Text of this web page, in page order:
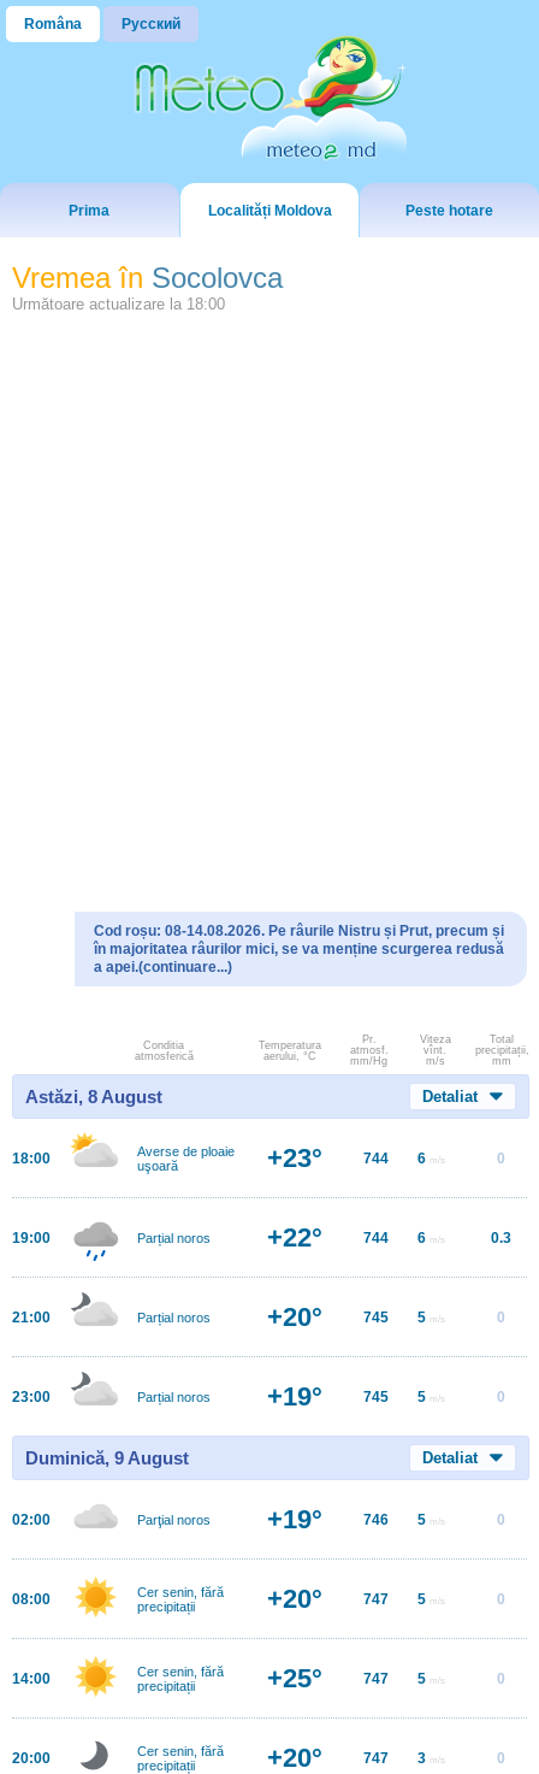
Româna Русский
Prima Localități Moldova Peste hotare
Vremea în Socolovca
Următoare actualizare la 18:00
Cod roșu: 08-14.08.2026. Pe râurile Nistru și Prut, precum și
în majoritatea râurilor mici, se va menține scurgerea redusă
a apei.(continuare...)
Conditia
atmosferică
Temperatura
aerului, °C
Pr.
atmosf.
mm/Hg
Viteza
vînt.
m/s
Total
precipitații,
mm
Astăzi, 8 August Detaliat
18:00
Averse de ploaie
uşoară
+23° 744 6 m/s 0
19:00 Parțial noros +22° 744 6 m/s 0.3
21:00 Parțial noros +20° 745 5 m/s 0
23:00 Parțial noros +19° 745 5 m/s 0
Duminică, 9 August Detaliat
02:00 Parţial noros +19° 746 5 m/s 0
08:00
Cer senin, fără
precipitații
+20° 747 5 m/s 0
14:00
Cer senin, fără
precipitații
+25° 747 5 m/s 0
20:00
Cer senin, fără
precipitații
+20° 747 3 m/s 0